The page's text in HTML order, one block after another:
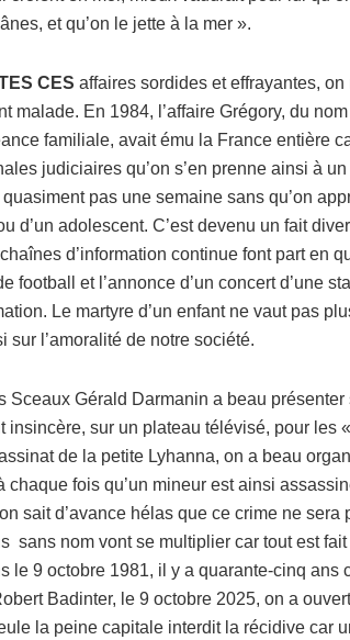
et qu’on le jette à la mer ».
CES affaires sordides et effrayantes,
malade. En 1984, l’affaire Grégory, du
familiale, avait ému la France entière
judiciaires qu’on s’en prenne ainsi à
pas une semaine sans qu’on
d’un adolescent. C’est devenu un fait
d’information continue font part en
football et l’annonce d’un concert d’une
Le martyre d’un enfant ne vaut pas
sur l’amoralité de notre société.
Sceaux Gérald Darmanin a beau
insincère, sur un plateau télévisé, pour les
de la petite Lyhanna, on a beau
chaque fois qu’un mineur est ainsi
sait d’avance hélas que ce crime ne
sans nom vont se multiplier car tout est
le 9 octobre 1981, il y a quarante-cinq ans
Badinter, le 9 octobre 2025, on a
la peine capitale interdit la récidive car